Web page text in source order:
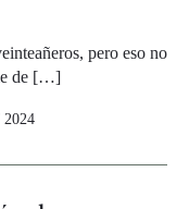
pero eso no
de […]
2024